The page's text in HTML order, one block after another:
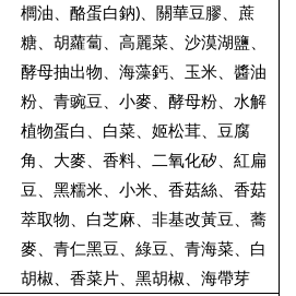
櫚油、酪蛋白鈉)、關華豆膠、蔗
糖、胡蘿蔔、高麗菜、沙漠湖鹽、
酵母抽出物、海藻鈣、玉米、醬油
粉、青豌豆、小麥、酵母粉、水解
植物蛋白、白菜、姬松茸、豆腐
角、大麥、香料、二氧化矽、紅扁
豆、黑糯米、小米、香菇絲、香菇
萃取物、白芝麻、非基改黃豆、蕎
麥、青仁黑豆、綠豆、青海菜、白
胡椒、香菜片、黑胡椒、海帶芽